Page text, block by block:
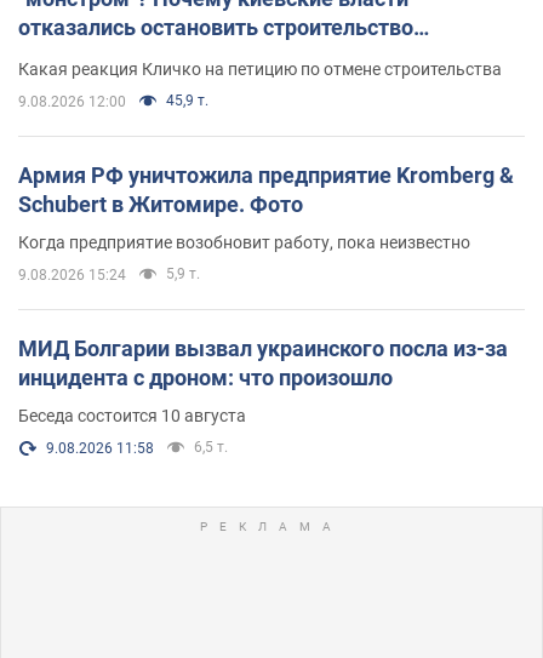
отказались остановить строительство
Какая реакция Кличко на петицию по отмене строительства
9.08.2026 12:00 45,9 т.
Армия РФ уничтожила предприятие Kromberg &
Schubert в Житомире. Фото
Когда предприятие возобновит работу, пока неизвестно
9.08.2026 15:24 5,9 т.
МИД Болгарии вызвал украинского посла из-за
инцидента с дроном: что произошло
Беседа состоится 10 августа
9.08.2026 11:58 6,5 т.